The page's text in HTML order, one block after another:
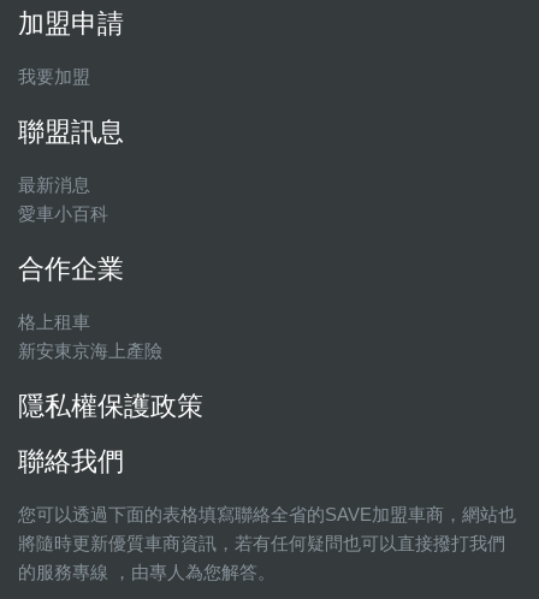
加盟申請
我要加盟
聯盟訊息
最新消息
愛車小百科
合作企業
格上租車
新安東京海上產險
隱私權保護政策
聯絡我們
您可以透過下面的表格填寫聯絡全省的SAVE加盟車商，網站也
將隨時更新優質車商資訊，若有任何疑問也可以直接撥打我們
的服務專線 ，由專人為您解答。